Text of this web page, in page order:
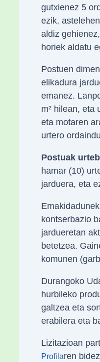
gutxienez 5
ezik,
aldiz
horiek aldatu
Postuen
elikadura
emanez.
m² hilean, eta
eta motaren
urtero
Postuak
hamar (10)
jarduera, eta
kontserbazio
jardueretan
betetzea.
komunen
Durangoko
hurbileko
galtzea eta
erabilera eta
Lizitazioan
Profilaren